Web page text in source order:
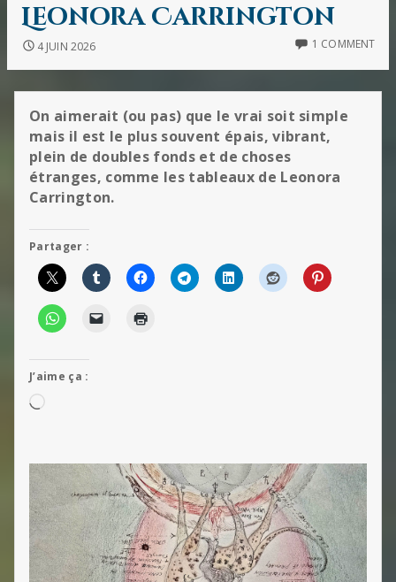
Leonora Carrington
4 JUIN 2026 1 COMMENT
On aimerait (ou pas) que le vrai soit simple
mais il est le plus souvent épais, vibrant,
plein de doubles fonds et de choses
étranges, comme les tableaux de Leonora
Carrington.
Partager :
J’aime ça :
Chargement…